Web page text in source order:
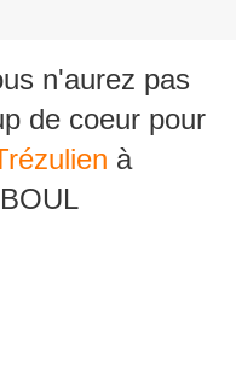
n'aurez pas
de coeur pour
à